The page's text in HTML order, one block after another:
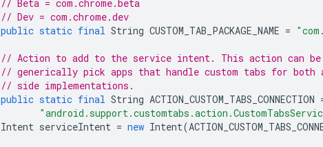
// Beta = com.chrome.beta
// Dev = com.chrome.dev
public static final String CUSTOM_TAB_PACKAGE_NAME =
// Action to add to the service intent. This action can be
// generically pick apps that handle custom tabs for
// side implementations.
public static final String ACTION_CUSTOM_TABS_CONNECTION
Intent serviceIntent = new Intent(